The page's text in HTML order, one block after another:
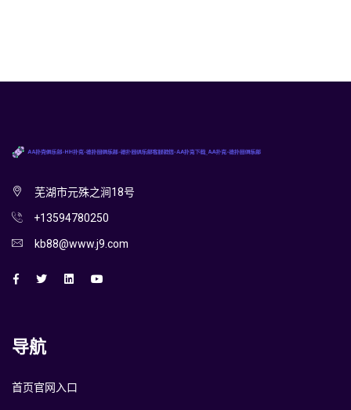
芜湖市元殊之涧18号
+13594780250
kb88@www.j9.com
导航
首页官网入口